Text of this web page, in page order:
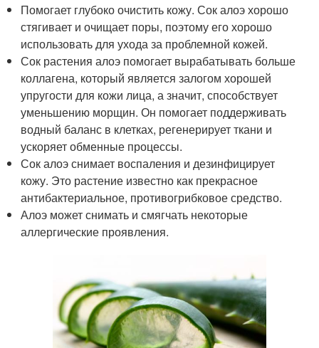
Помогает глубоко очистить кожу. Сок алоэ хорошо
стягивает и очищает поры, поэтому его хорошо
использовать для ухода за проблемной кожей.
Сок растения алоэ помогает вырабатывать больше
коллагена, который является залогом хорошей
упругости для кожи лица, а значит, способствует
уменьшению морщин. Он помогает поддерживать
водный баланс в клетках, регенерирует ткани и
ускоряет обменные процессы.
Сок алоэ снимает воспаления и дезинфицирует
кожу. Это растение известно как прекрасное
антибактериальное, противогрибковое средство.
Алоэ может снимать и смягчать некоторые
аллергические проявления.